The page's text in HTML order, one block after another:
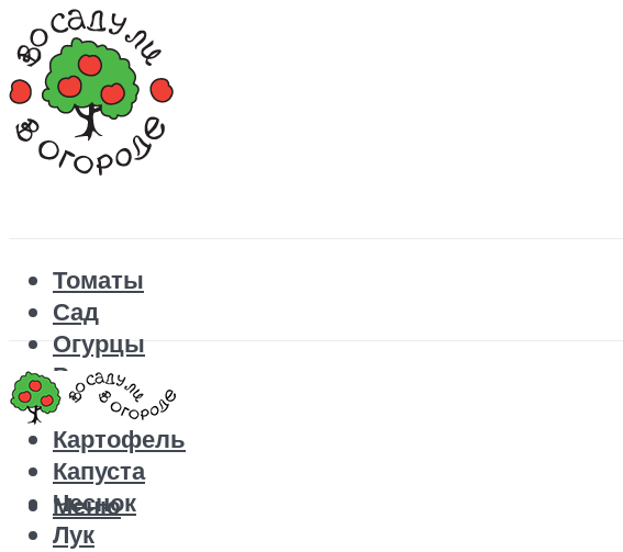
Томаты
Сад
Огурцы
Рецепты
Перец
Картофель
Капуста
Чеснок
Лук
Меню